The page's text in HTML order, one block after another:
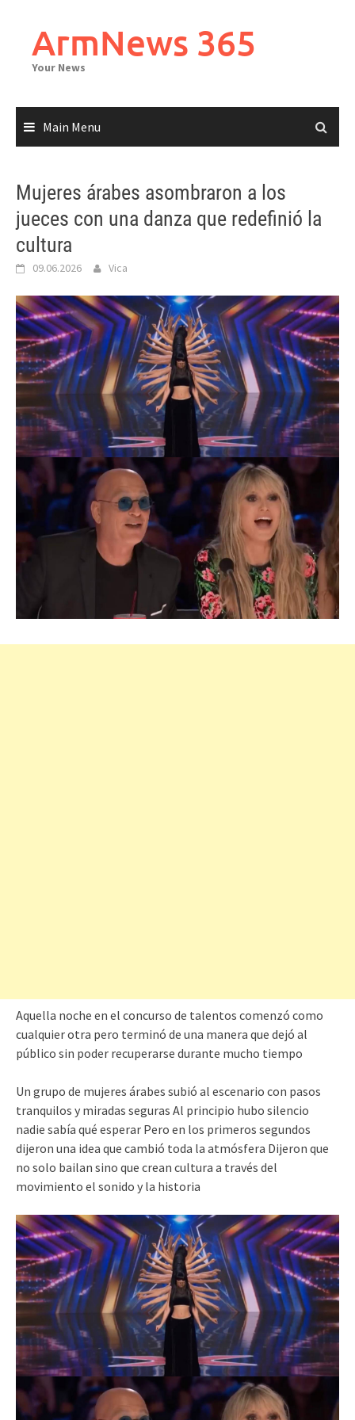
contentArmNews 365
Your News
Main Menu
Mujeres árabes asombraron a los
jueces con una danza que redefinió la
cultura
09.06.2026 Vica
Aquella noche en el concurso de talentos comenzó como
cualquier otra pero terminó de una manera que dejó al
público sin poder recuperarse durante mucho tiempo
Un grupo de mujeres árabes subió al escenario con pasos
tranquilos y miradas seguras Al principio hubo silencio
nadie sabía qué esperar Pero en los primeros segundos
dijeron una idea que cambió toda la atmósfera Dijeron que
no solo bailan sino que crean cultura a través del
movimiento el sonido y la historia